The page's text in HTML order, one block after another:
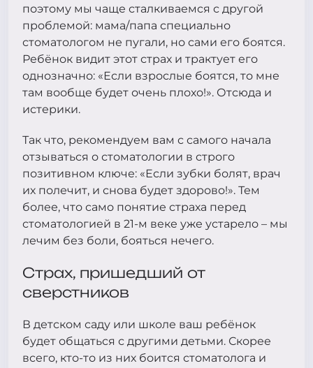
поэтому мы чаще сталкиваемся с другой
проблемой: мама/папа специально
стоматологом не пугали, но сами его боятся.
Ребёнок видит этот страх и трактует его
однозначно: «Если взрослые боятся, то мне
там вообще будет очень плохо!». Отсюда и
истерики.
Так что, рекомендуем вам с самого начала
отзываться о стоматологии в строго
позитивном ключе: «Если зубки болят, врач
их полечит, и снова будет здорово!». Тем
более, что само понятие страха перед
стоматологией в 21-м веке уже устарело – мы
лечим без боли, бояться нечего.
Страх, пришедший от
сверстников
В детском саду или школе ваш ребёнок
будет общаться с другими детьми. Скорее
всего, кто-то из них боится стоматолога и